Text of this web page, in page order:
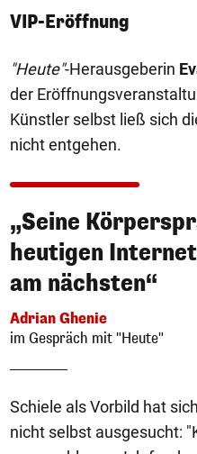
VIP-Eröffnung
"Heute"-Herausgeberin
der
Künstler selbst ließ sich
nicht entgehen.
„Seine
heutigen
am nächsten“
Adrian Ghenie
im Gespräch mit "Heute"
Schiele als Vorbild hat
nicht selbst ausgesucht: